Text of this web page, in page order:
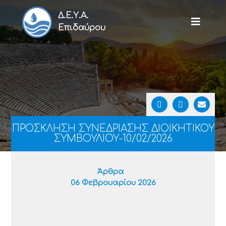
Δ.Ε.Υ.Α.
Επιδαύρου
ΠΡΟΣΚΛΗΣΗ ΣΥΝΕΔΡΙΑΣΗΣ ΔΙΟΙΚΗΤΙΚΟΥ
ΣΥΜΒΟΥΛΙΟΥ-10/02/2026
Άρθρα
06 Φεβρουαρίου 2026